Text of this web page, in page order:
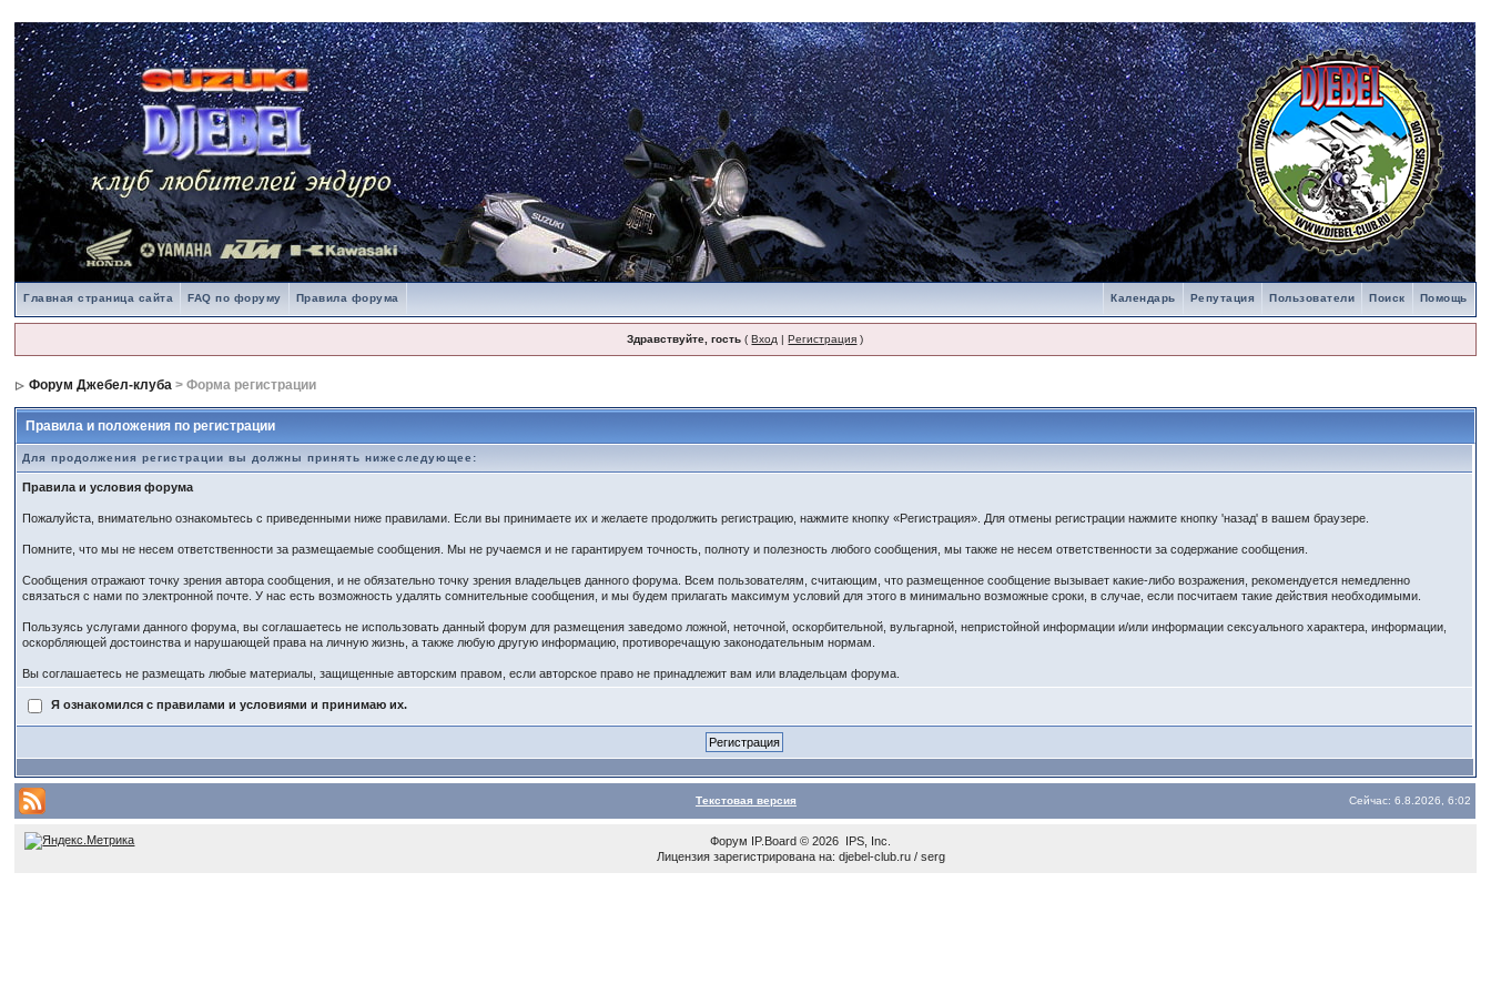
Главная страница сайта FAQ по форуму Правила форума Помощь
Поиск
Пользователи
Репутация
Календарь
Здравствуйте, гость (Вход |Регистрация )
Форум Джебел-клуба > Форма регистрации
Правила и положения по регистрации
Для продолжения регистрации вы должны принять нижеследующее:
Правила и условия форума
Пожалуйста, внимательно ознакомьтесь с приведенными ниже правилами. Если вы принимаете их и желаете продолжить регистрацию, нажмите кнопку «Регистрация». Для отмены регистрации нажмите кнопку 'назад' в вашем браузере.
Помните, что мы не несем ответственности за размещаемые сообщения. Мы не ручаемся и не гарантируем точность, полноту и полезность любого сообщения, мы также не несем ответственности за содержание сообщения.
Сообщения отражают точку зрения автора сообщения, и не обязательно точку зрения владельцев данного форума. Всем пользователям, считающим, что размещенное сообщение вызывает какие-либо возражения, рекомендуется немедленно
связаться с нами по электронной почте. У нас есть возможность удалять сомнительные сообщения, и мы будем прилагать максимум условий для этого в минимально возможные сроки, в случае, если посчитаем такие действия необходимыми.
Пользуясь услугами данного форума, вы соглашаетесь не использовать данный форум для размещения заведомо ложной, неточной, оскорбительной, вульгарной, непристойной информации и/или информации сексуального характера, информации,
оскорбляющей достоинства и нарушающей права на личную жизнь, а также любую другую информацию, противоречащую законодательным нормам.
Вы соглашаетесь не размещать любые материалы, защищенные авторским правом, если авторское право не принадлежит вам или владельцам форума.
Я ознакомился с правилами и условиями и принимаю их.
Текстовая версия Сейчас: 6.8.2026, 6:02
Форум IP.Board © 2026 IPS, Inc
Лицензия зарегистрирована на: djebel-club.ru / serg